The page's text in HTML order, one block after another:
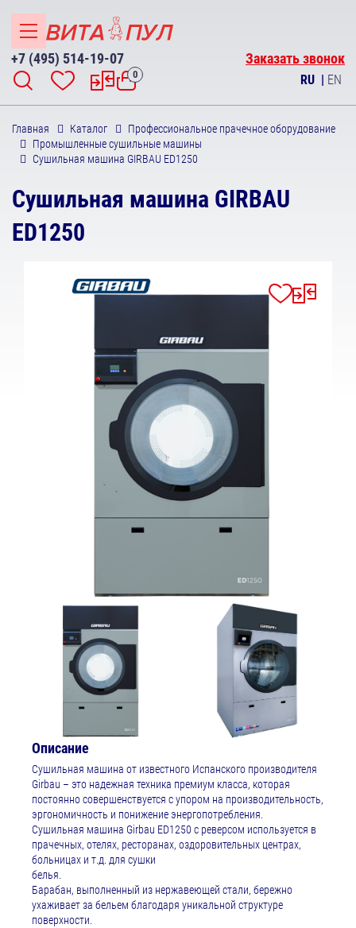
+7 (495) 514-19-07 Заказать звонок
0 RU | EN
Главная Каталог
Профессиональное прачечное оборудование
Промышленные сушильные машины
Сушильная машина GIRBAU ED1250
Сушильная машина GIRBAU
ED1250
Описание
Сушильная машина от известного Испанского производителя
Girbau – это надежная техника премиум класса, которая
постоянно совершенствуется с упором на производительность,
эргономичность и понижение энергопотребления.
Сушильная машина Girbau ED1250 с реверсом используется в
прачечных, отелях, ресторанах, оздоровительных центрах,
больницах и т.д. для сушки
белья.
Барабан, выполненный из нержавеющей стали, бережно
ухаживает за бельем благодаря уникальной структуре
поверхности.